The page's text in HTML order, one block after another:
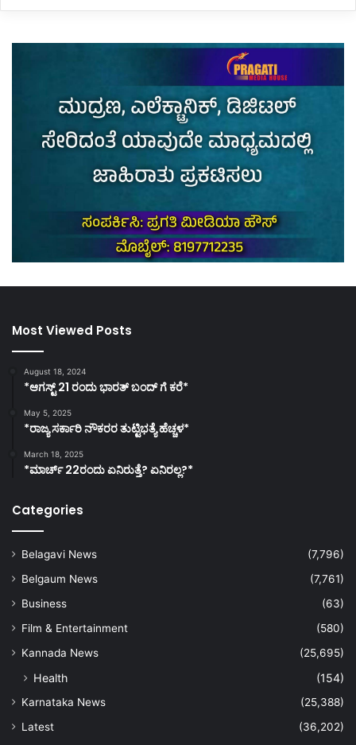
Most Viewed Posts
August 18, 2024
*ಆಗಸ್ಟ್ 21 ರಂದು ಭಾರತ್‌ ಬಂದ್‌ ಗೆ ಕರೆ*
May 5, 2025
*ರಾಜ್ಯ ಸರ್ಕಾರಿ ನೌಕರರ ತುಟ್ಟಿಭತ್ಯೆ ಹೆಚ್ಚಳ*
March 18, 2025
*ಮಾರ್ಚ್ 22ರಂದು ಏನಿರುತ್ತೆ? ಏನಿರಲ್ಲ?*
Categories
Belagavi News
(7,796)
Belgaum News
(7,761)
Business
(63)
Film & Entertainment
(580)
Kannada News
(25,695)
Health (154)
Karnataka News
(25,388)
Latest
(36,202)